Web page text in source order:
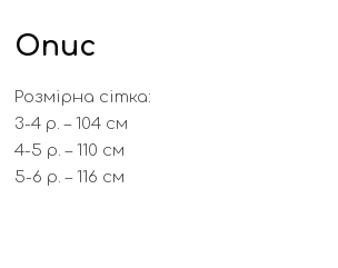
Опис
Розмірна сітка:
3-4 р. – 104 см
4-5 р. – 110 см
5-6 р. – 116 см